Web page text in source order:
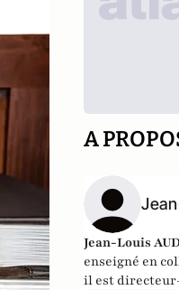
A
Jean-Louis
enseigné en
il est